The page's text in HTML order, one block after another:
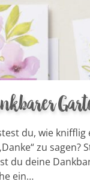
du, wie knifflig
zu sagen?
du deine
ein…